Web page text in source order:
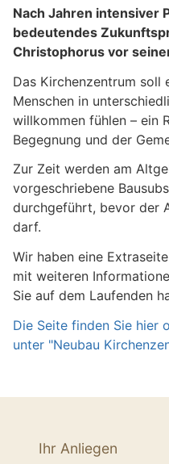
Nach Jahren intensiver
bedeutendes
Christophorus vor
Das Kirchenzentrum soll
Menschen in
willkommen fühlen – ein
Begegnung und der
Zur Zeit werden am
vorgeschriebene
durchgeführt, bevor der
darf.
Wir haben eine
mit weiteren
Sie auf dem Laufenden
Die Seite finden Sie hier
unter "Neubau
Ihr Anliegen